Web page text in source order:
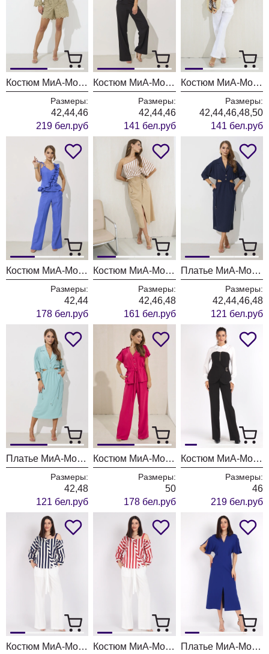
Костюм МиА-Мода 1571
Размеры:
42,44,46
219 бел.руб
Костюм МиА-Мода 1567
Размеры:
42,44,46
141 бел.руб
Костюм МиА-Мода 1568
Размеры:
42,44,46,48,50
141 бел.руб
Костюм МиА-Мода 1579
Размеры:
42,44
178 бел.руб
Костюм МиА-Мода 1569
Размеры:
42,46,48
161 бел.руб
Платье МиА-Мода 1564-1
Размеры:
42,44,46,48
121 бел.руб
Платье МиА-Мода 1564
Размеры:
42,48
121 бел.руб
Костюм МиА-Мода 1563
Размеры:
50
178 бел.руб
Костюм МиА-Мода 1522 черный
Размеры:
46
219 бел.руб
Костюм МиА-Мода 1561-1 белый, синяя полоска Костюм МиА-Мода 1561 белый, красная полоска Платье МиА-Мода 1560 василек